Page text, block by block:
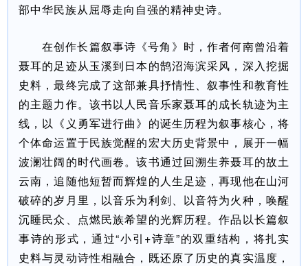
部中华民族从屈辱走向自强的精神史诗。
在创作长篇叙事诗《号角》时，作者何南曾沿着
聂耳的足迹从玉溪到日本的鹄沼海滨采风，深入挖掘
史料，最终完成了这部兼具抒情性、叙事性和教育性
的主题力作。该书以人民音乐家聂耳的成长轨迹为主
线，以《义勇军进行曲》的诞生历程为叙事核心，将
个体命运置于民族觉醒的宏大历史背景中，展开一幅
波澜壮阔的时代画卷。该书通过回溯生养聂耳的故土
云南，追随他短暂而辉煌的人生足迹，再现他在山河
破碎的岁月里，以音乐为利剑、以音符为火种，唤醒
沉睡民众、点燃民族希望的光辉历程。作品以长篇叙
事诗的形式，通过“小引+诗章”的双重结构，将扎实
史料与灵动诗性相融合，既还原了历史的真实温度，